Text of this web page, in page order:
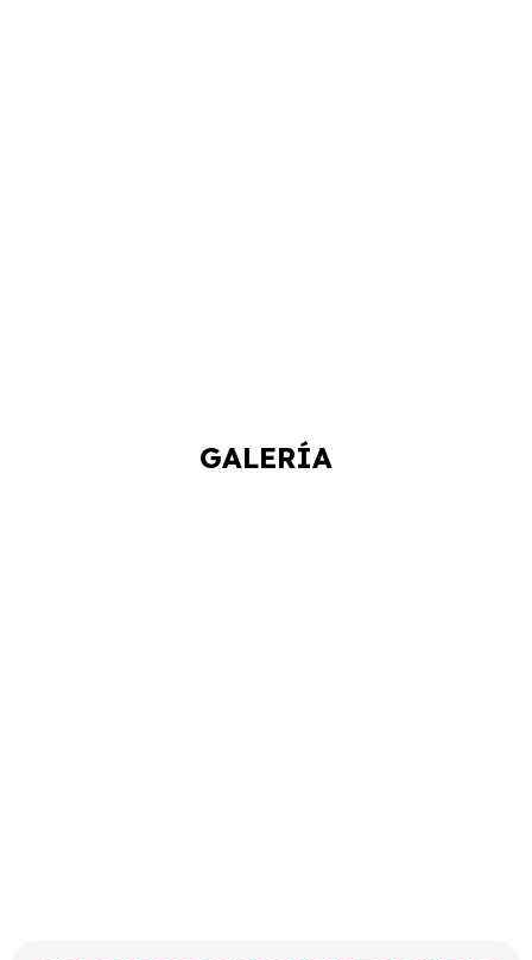
GALERÍA